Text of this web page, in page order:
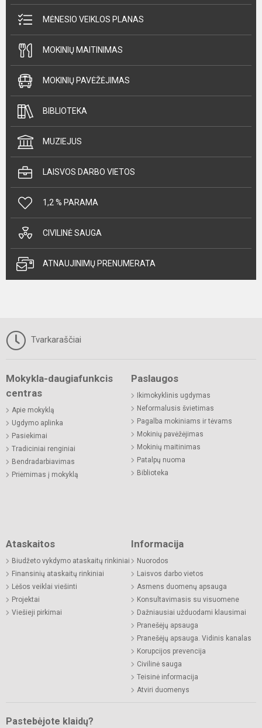
MĖNESIO VEIKLOS PLANAS
MOKINIŲ MAITINIMAS
MOKINIŲ PAVĖŽĖJIMAS
BIBLIOTEKA
MUZIEJUS
LAISVOS DARBO VIETOS
1,2 % PARAMA
CIVILINĖ SAUGA
ATNAUJINIMŲ PRENUMERATA
Tvarkaraščiai
Mokykla-daugiafunkcis
centras
Apie mokyklą
Ugdymo aplinka
Pasiekimai
Tradiciniai renginiai
Bendradarbiavimas
Priėmimas į mokyklą
Paslaugos
Ikimokyklinis ugdymas
Neformalusis švietimas
Pagalba mokiniams ir tėvams
Mokinių pavėžėjimas
Mokinių maitinimas
Patalpų nuoma
Biblioteka
Ataskaitos
Biudžeto vykdymo ataskaitų rinkiniai
Finansinių ataskaitų rinkiniai
Lėšos veiklai viešinti
Projektai
Viešieji pirkimai
Informacija
Nuorodos
Laisvos darbo vietos
Asmens duomenų apsauga
Konsultavimasis su visuomene
Dažniausiai užduodami klausimai
Pranešėjų apsauga
Pranešėjų apsauga. Vidinis kanalas
Korupcijos prevencija
Civilinė sauga
Teisinė informacija
Atviri duomenys
Pastebėjote klaidų?